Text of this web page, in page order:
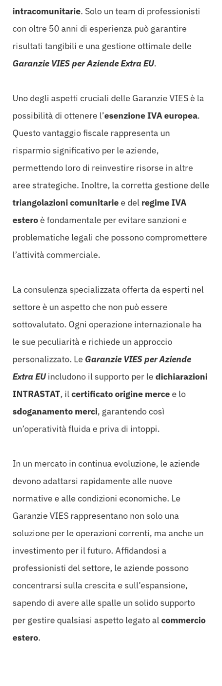
intracomunitarie. Solo un team di professionisti
con oltre 50 anni di esperienza può garantire
risultati tangibili e una gestione ottimale delle
Garanzie VIES per Aziende Extra EU.
Uno degli aspetti cruciali delle Garanzie VIES è la
possibilità di ottenere l’esenzione IVA europea.
Questo vantaggio fiscale rappresenta un
risparmio significativo per le aziende,
permettendo loro di reinvestire risorse in altre
aree strategiche. Inoltre, la corretta gestione delle
triangolazioni comunitariee del regime IVA
esteroè fondamentale per evitare sanzioni e
problematiche legali che possono compromettere
l’attività commerciale.
La consulenza specializzata offerta da esperti nel
settore è un aspetto che non può essere
sottovalutato. Ogni operazione internazionale ha
le sue peculiarità e richiede un approccio
personalizzato. Le Garanzie VIES per Aziende
Extra EUincludono il supporto per le dichiarazioni
INTRASTAT, ilcertificato origine mercee lo
sdoganamento merci, garantendo così
un’operatività fluida e priva di intoppi.
In un mercato in continua evoluzione, le aziende
devono adattarsi rapidamente alle nuove
normative e alle condizioni economiche. Le
Garanzie VIES rappresentano non solo una
soluzione per le operazioni correnti, ma anche un
investimento per il futuro. Affidandosi a
professionisti del settore, le aziende possono
concentrarsi sulla crescita e sull’espansione,
sapendo di avere alle spalle un solido supporto
per gestire qualsiasi aspetto legato alcommercio
estero.